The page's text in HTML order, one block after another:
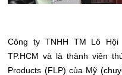
Công ty TNHH TM Lô
TP.HCM và là thành viên
Products (FLP) của Mỹ